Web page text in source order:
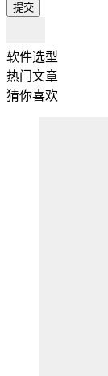
提交
软件选型
热门文章
猜你喜欢